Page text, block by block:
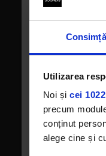
Utilizarea
Noi și cei
precum
conținut
alege cine și